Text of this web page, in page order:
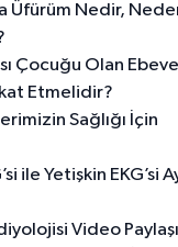
Üfürüm Nedir,
Çocuğu Olan
Etmelidir?
Sağlığı İçin
ile Yetişkin EKG’si
Video